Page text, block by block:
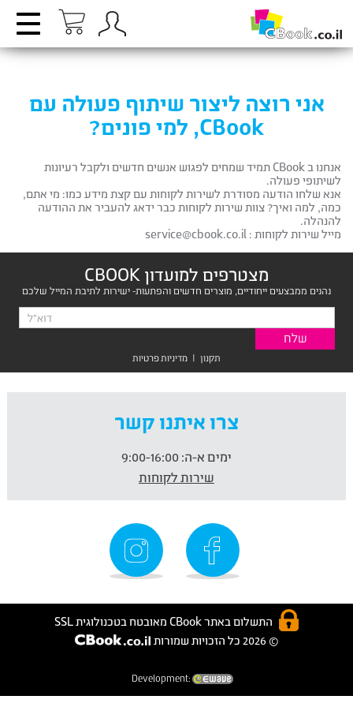
אני רוצה ליצור שיתוף פעולה עם
CBook, למי פונים?
אנחנו ב CBook תמיד שמחים לפגוש אנשים חדשים ולקבל רעיונות
לשיתופי פעולה.
אנא שלחו הודעה מסודרת לשירות לקוחות עם קצת מידע כמו: מי אתם,
כמה, למה ואיך? צוות שירות לקוחות כבר ידאג להעביר את ההודעה
להנהלה.
מייל שירות לקוחות : service@cbook.co.il
מצטרפים למועדון CBOOK
נהנים ממבצעים ייחודיים, מוצרים חדשים והפתעות- ישירות לתיבת המייל שלכם
תקנון | מדיניות פרטיות
צרו איתנו קשר
ימים א-ה:
שירות לקוחות
התשלום באתר CBook מאובטח בטכנולוגית SSL
© 2026 כל הזכויות שמורות
Development: